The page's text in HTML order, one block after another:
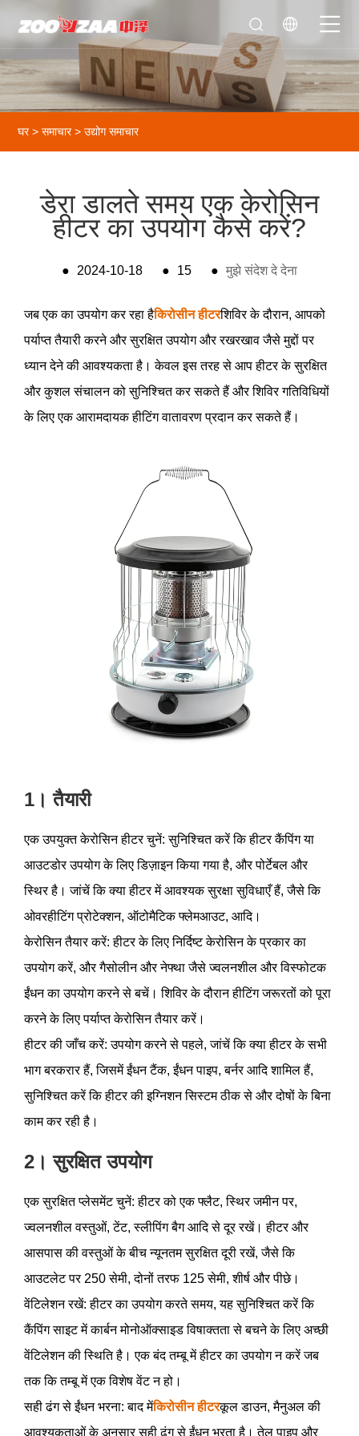
घर > समाचार>उद्योग समाचार
डेरा डालते समय एक केरोसिन
हीटर का उपयोग कैसे करें?
● 2024-10-18 ● 15 ● मुझे संदेश दे देना
जब एक का उपयोग कर रहा हैकिरोसीन हीटरशिविर के दौरान, आपको
पर्याप्त तैयारी करने और सुरक्षित उपयोग और रखरखाव जैसे मुद्दों पर
ध्यान देने की आवश्यकता है। केवल इस तरह से आप हीटर के सुरक्षित
और कुशल संचालन को सुनिश्चित कर सकते हैं और शिविर गतिविधियों
के लिए एक आरामदायक हीटिंग वातावरण प्रदान कर सकते हैं।
1। तैयारी
एक उपयुक्त केरोसिन हीटर चुनें: सुनिश्चित करें कि हीटर कैंपिंग या
आउटडोर उपयोग के लिए डिज़ाइन किया गया है, और पोर्टेबल और
स्थिर है। जांचें कि क्या हीटर में आवश्यक सुरक्षा सुविधाएँ हैं, जैसे कि
ओवरहीटिंग प्रोटेक्शन, ऑटोमैटिक फ्लेमआउट, आदि।
केरोसिन तैयार करें: हीटर के लिए निर्दिष्ट केरोसिन के प्रकार का
उपयोग करें, और गैसोलीन और नेफ्था जैसे ज्वलनशील और विस्फोटक
ईंधन का उपयोग करने से बचें। शिविर के दौरान हीटिंग जरूरतों को पूरा
करने के लिए पर्याप्त केरोसिन तैयार करें।
हीटर की जाँच करें: उपयोग करने से पहले, जांचें कि क्या हीटर के सभी
भाग बरकरार हैं, जिसमें ईंधन टैंक, ईंधन पाइप, बर्नर आदि शामिल हैं,
सुनिश्चित करें कि हीटर की इग्निशन सिस्टम ठीक से और दोषों के बिना
काम कर रही है।
2। सुरक्षित उपयोग
एक सुरक्षित प्लेसमेंट चुनें: हीटर को एक फ्लैट, स्थिर जमीन पर,
ज्वलनशील वस्तुओं, टेंट, स्लीपिंग बैग आदि से दूर रखें। हीटर और
आसपास की वस्तुओं के बीच न्यूनतम सुरक्षित दूरी रखें, जैसे कि
आउटलेट पर 250 सेमी, दोनों तरफ 125 सेमी, शीर्ष और पीछे।
वेंटिलेशन रखें: हीटर का उपयोग करते समय, यह सुनिश्चित करें कि
कैंपिंग साइट में कार्बन मोनोऑक्साइड विषाक्तता से बचने के लिए अच्छी
वेंटिलेशन की स्थिति है। एक बंद तम्बू में हीटर का उपयोग न करें जब
तक कि तम्बू में एक विशेष वेंट न हो।
सही ढंग से ईंधन भरना: बाद मेंकिरोसीन हीटरकूल डाउन, मैनुअल की
आवश्यकताओं के अनुसार सही ढंग से ईंधन भरता है। तेल पाइप और